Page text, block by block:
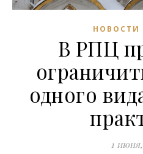
НОВОСТИ
В РПЦ
одного
1